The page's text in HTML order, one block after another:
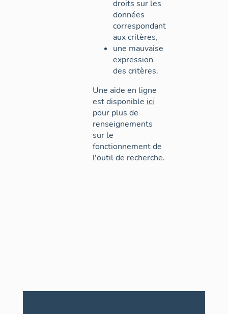
droits sur les
données
correspondant
aux critères,
une mauvaise
expression
des critères.
Une aide en ligne
est disponible ici
pour plus de
renseignements
sur le
fonctionnement de
l'outil de recherche.